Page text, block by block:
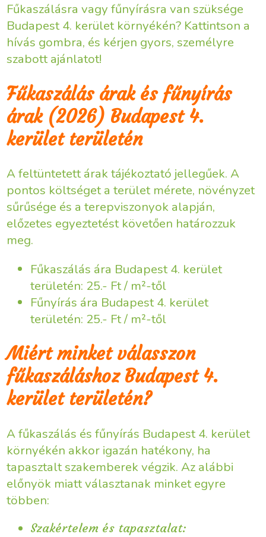
Fűkaszálásra vagy fűnyírásra van szüksége
Budapest 4. kerület környékén? Kattintson a
hívás gombra, és kérjen gyors, személyre
szabott ajánlatot!
Fűkaszálás árak és fűnyírás
árak (2026) Budapest 4.
kerület területén
A feltüntetett árak tájékoztató jellegűek. A
pontos költséget a terület mérete, növényzet
sűrűsége és a terepviszonyok alapján,
előzetes egyeztetést követően határozzuk
meg.
Fűkaszálás ára Budapest 4. kerület
területén: 25.- Ft / m²-től
Fűnyírás ára Budapest 4. kerület
területén: 25.- Ft / m²-től
Miért minket válasszon
fűkaszáláshoz Budapest 4.
kerület területén?
A fűkaszálás és fűnyírás Budapest 4. kerület
környékén akkor igazán hatékony, ha
tapasztalt szakemberek végzik. Az alábbi
előnyök miatt választanak minket egyre
többen:
Szakértelem és tapasztalat: